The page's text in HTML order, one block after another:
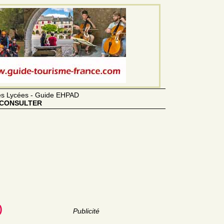
Lycées - Guide EHPAD
Publicité